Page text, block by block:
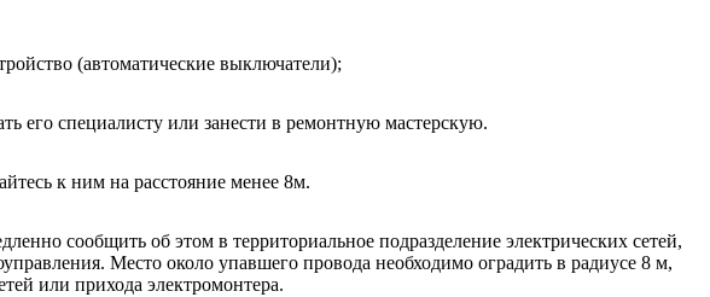
(автоматические выключатели);
его специалисту или занести в ремонтную мастерскую.
к ним на расстояние менее 8м.
сообщить об этом в территориальное подразделение электрических сетей,
Место около упавшего провода необходимо оградить в радиусе 8 м,
или прихода электромонтера.